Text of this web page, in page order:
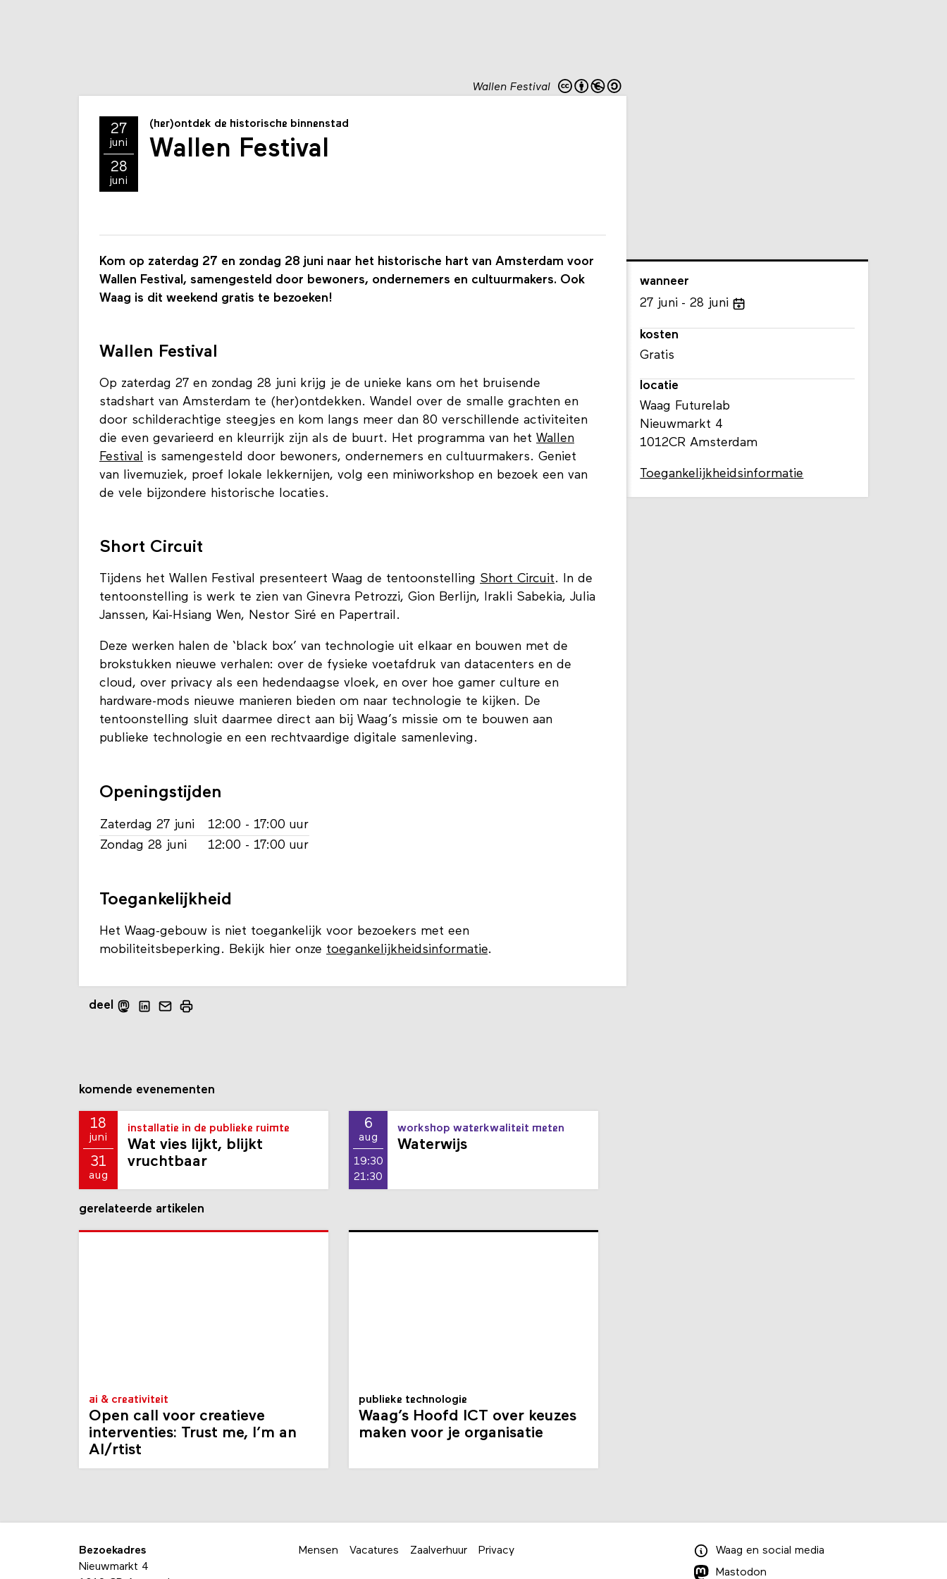
Wallen Festival
27
juni
28
juni
(her)ontdek de historische binnenstad
Wallen Festival
Kom op zaterdag 27 en zondag 28 juni naar het historische hart van Amsterdam voor
Wallen Festival, samengesteld door bewoners, ondernemers en cultuurmakers. Ook
Waag is dit weekend gratis te bezoeken!
Wallen Festival
Op zaterdag 27 en zondag 28 juni krijg je de unieke kans om het bruisende
stadshart van Amsterdam te (her)ontdekken. Wandel over de smalle grachten en
door schilderachtige steegjes en kom langs meer dan 80 verschillende activiteiten
die even gevarieerd en kleurrijk zijn als de buurt. Het programma van het Wallen
Festival is samengesteld door bewoners, ondernemers en cultuurmakers. Geniet
van livemuziek, proef lokale lekkernijen, volg een miniworkshop en bezoek een van
de vele bijzondere historische locaties.
Short Circuit
Tijdens het Wallen Festival presenteert Waag de tentoonstelling Short Circuit. In de
tentoonstelling is werk te zien van Ginevra Petrozzi, Gion Berlijn, Irakli Sabekia, Julia
Janssen, Kai-Hsiang Wen, Nestor Siré en Papertrail.
Deze werken halen de ‘black box’ van technologie uit elkaar en bouwen met de
brokstukken nieuwe verhalen: over de fysieke voetafdruk van datacenters en de
cloud, over privacy als een hedendaagse vloek, en over hoe gamer culture en
hardware-mods nieuwe manieren bieden om naar technologie te kijken. De
tentoonstelling sluit daarmee direct aan bij Waag’s missie om te bouwen aan
publieke technologie en een rechtvaardige digitale samenleving.
Openingstijden
Zaterdag 27 juni
12:00 - 17:00 uur
Zondag 28 juni
12:00 - 17:00 uur
Toegankelijkheid
Het Waag-gebouw is niet toegankelijk voor bezoekers met een
mobiliteitsbeperking. Bekijk hier onze toegankelijkheidsinformatie.
wanneer
27 juni 28 juni
kosten
Gratis
locatie
Waag Futurelab
Nieuwmarkt 4
1012CR Amsterdam
Toegankelijkheidsinformatie
deel
komende evenementen
18
juni
31
aug
installatie in de publieke ruimte
Wat vies lijkt, blijkt
vruchtbaar
6
aug
19:30
21:30
workshop waterkwaliteit meten
Waterwijs
gerelateerde artikelen
ai & creativiteit
Open call voor creatieve
interventies: Trust me, I’m an
AI/rtist
publieke technologie
Waag’s Hoofd ICT over keuzes
maken voor je organisatie
Bezoekadres
Nieuwmarkt 4
Mensen Vacatures Zaalverhuur Privacy Waag en social media
Mastodon